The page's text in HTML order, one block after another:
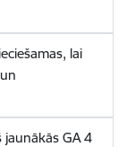
lai
GA 4